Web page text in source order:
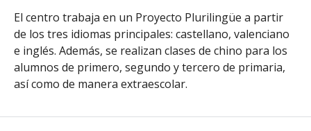
El centro trabaja en un Proyecto Plurilingüe a partir
de los tres idiomas principales: castellano, valenciano
e inglés. Además, se realizan clases de chino para los
alumnos de primero, segundo y tercero de primaria,
así como de manera extraescolar.